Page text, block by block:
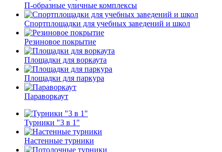
П-образные уличные комплексы
Спортплощадки для учебных заведений и школ
Резиновое покрытие
Площадки для воркаута
Площадки для паркура
Параворкаут
Турники "3 в 1"
Настенные турники